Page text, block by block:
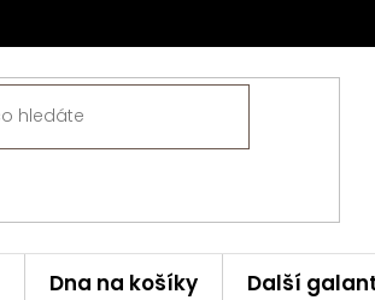
Dna na košíky Další